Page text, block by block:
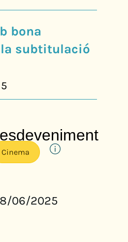
bona
subtitulació
Cinema
06/2025